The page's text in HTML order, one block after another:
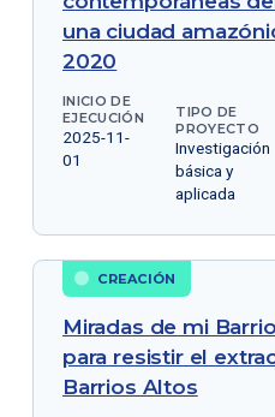
una ciudad
2020
INICIO DE
EJECUCIÓN
2025-11-
01
TIPO DE
PROYECTO
Investigación
básica y
aplicada
CREACIÓN
Miradas de mi
para resistir el
Barrios Altos